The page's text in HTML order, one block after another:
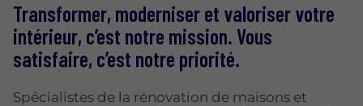
Transformer, moderniser et valoriser votre
intérieur, c’est notre mission. Vous
satisfaire, c’est notre priorité.
Spécialistes de la rénovation de maisons et